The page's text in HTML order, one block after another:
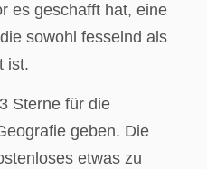
es geschafft hat, eine
sowohl fesselnd als
ist.
Sterne für die
geben. Die
etwas zu